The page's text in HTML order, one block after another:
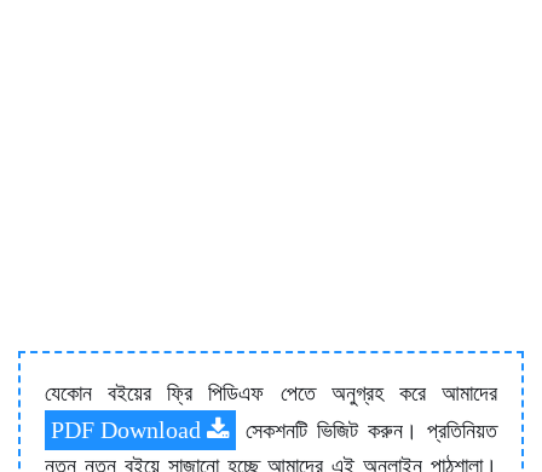
যেকোন বইয়ের ফ্রি পিডিএফ পেতে অনুগ্রহ করে আমাদের
PDF Download
সেকশনটি ভিজিট করুন। প্রতিনিয়ত
নতুন নতুন বইয়ে সাজানো হচ্ছে আমাদের এই অনলাইন পাঠশালা।